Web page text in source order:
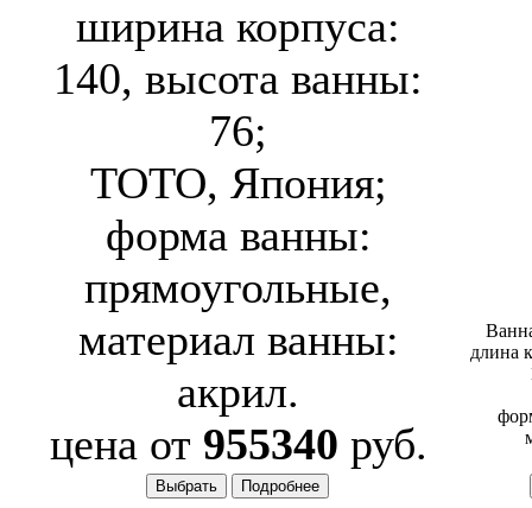
ширина корпуса:
140, высота ванны:
76;
TOTO, Япония;
форма ванны:
прямоугольные,
материал ванны:
акрил.
цена от 955340 руб.
длина